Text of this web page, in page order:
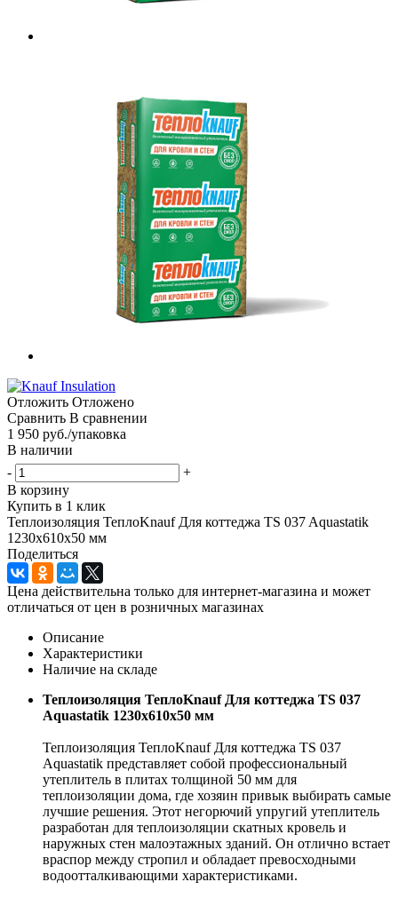
Отложить Отложено
Сравнить В сравнении
1 950 руб./упаковка
В наличии
-
+
В корзину
Купить в 1 клик
Теплоизоляция ТеплоKnauf Для коттеджа ТS 037 Aquastatik
1230x610x50 мм
Поделиться
Цена действительна только для интернет-магазина и может
отличаться от цен в розничных магазинах
Описание
Характеристики
Наличие на складе
Теплоизоляция ТеплоKnauf Для коттеджа ТS 037
Aquastatik 1230x610x50 мм
Теплоизоляция ТеплоKnauf Для коттеджа ТS 037
Aquastatik представляет собой профессиональный
утеплитель в плитах толщиной 50 мм для
теплоизоляции дома, где хозяин привык выбирать самые
лучшие решения. Этот негорючий упругий утеплитель
разработан для теплоизоляции скатных кровель и
наружных стен малоэтажных зданий. Он отлично встает
враспор между стропил и обладает превосходными
водоотталкивающими характеристиками.